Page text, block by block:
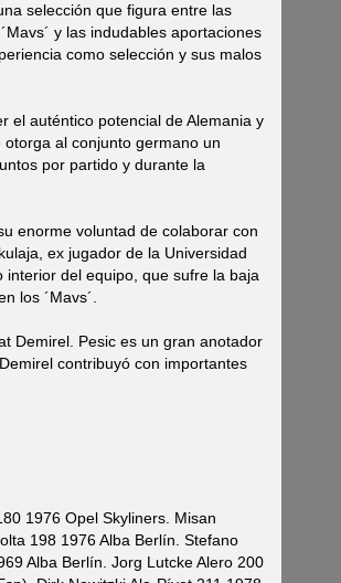
selección que figura entre las
y las indudables aportaciones
como selección y sus malos
el auténtico potencial de Alemania y
al conjunto germano un
por partido y durante la
enorme voluntad de colaborar con
ex jugador de la Universidad
del equipo, que sufre la baja
los ´Mavs´.
Demirel. Pesic es un gran anotador
contribuyó con importantes
1976 Opel Skyliners. Misan
198 1976 Alba Berlín. Stefano
Alba Berlín. Jorg Lutcke Alero 200